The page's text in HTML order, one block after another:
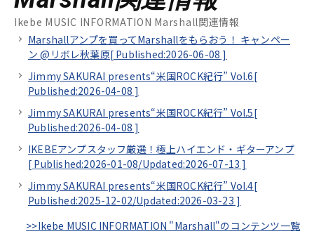
Ikebe MUSIC INFORMATION Marshall関連情報
Marshallアンプを買ってMarshallをもらおう！ キャンペー
ン @リボレ秋葉原[ Published:2026-06-08 ]
Jimmy SAKURAI presents“米国ROCK紀行” Vol.6[
Published:2026-04-08 ]
Jimmy SAKURAI presents“米国ROCK紀行” Vol.5[
Published:2026-04-08 ]
IKEBEアンプスタッフ厳選！極上ハイエンド・ギターアンプ
[ Published:2026-01-08/Updated:2026-07-13 ]
Jimmy SAKURAI presents“米国ROCK紀行” Vol.4[
Published:2025-12-02/Updated:2026-03-23 ]
>>Ikebe MUSIC INFORMATION "Marshall"のコンテンツ一覧